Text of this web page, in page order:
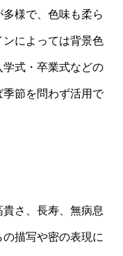
様で、色味も柔ら
によっては背景色
式・卒業式などの
節を問わず活用で
さ、長寿、無病息
描写や密の表現に